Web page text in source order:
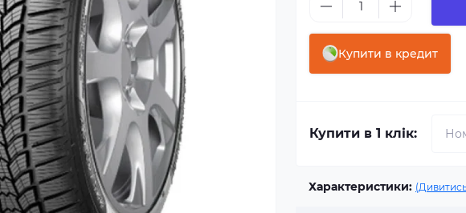
Купити в кредит
Купити в 1 клік:
Характеристики: